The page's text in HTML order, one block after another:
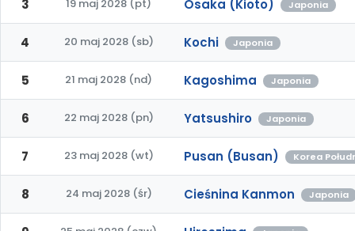
3 19 maj 2028 (pt) Osaka (Kioto) Japonia
4 20 maj 2028 (sb) Kochi Japonia
5 21 maj 2028 (nd) Kagoshima Japonia
6 22 maj 2028 (pn) Yatsushiro Japonia
7 23 maj 2028 (wt) Pusan (Busan) Korea
8 24 maj 2028 (śr) Cieśnina Kanmon Japonia